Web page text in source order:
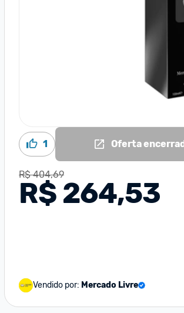
1 Oferta
R$ 404,69
R$ 264,53
Vendido por: Mercado Livre